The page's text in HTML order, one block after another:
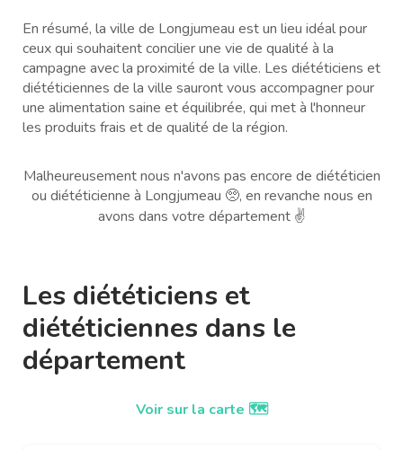
En résumé, la ville de Longjumeau est un lieu idéal pour
ceux qui souhaitent concilier une vie de qualité à la
campagne avec la proximité de la ville. Les diététiciens et
diététiciennes de la ville sauront vous accompagner pour
une alimentation saine et équilibrée, qui met à l'honneur
les produits frais et de qualité de la région.
Malheureusement nous n'avons pas encore de diététicien
ou diététicienne à Longjumeau 🥺, en revanche nous en
avons dans votre département ✌️
Les diététiciens et
diététiciennes dans le
département
Voir sur la carte 🗺️